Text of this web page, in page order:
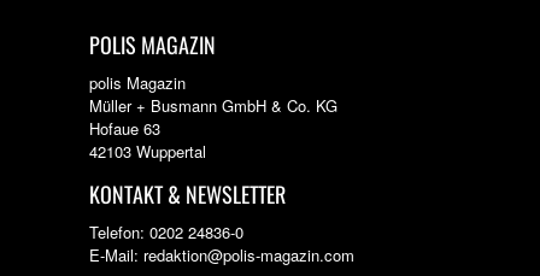
POLIS MAGAZIN
polis Magazin
Müller + Busmann GmbH & Co. KG
Hofaue 63
42103 Wuppertal
KONTAKT & NEWSLETTER
Telefon: 0202 24836-0
E-Mail: redaktion@polis-magazin.com